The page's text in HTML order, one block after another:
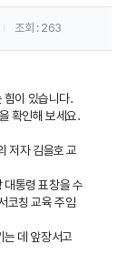
조회 : 263
힘이 있습니다.
확인해 보세요.
저자 김을호 교
대통령 표창을 수
코칭 교육 주임
는 데 앞장서고